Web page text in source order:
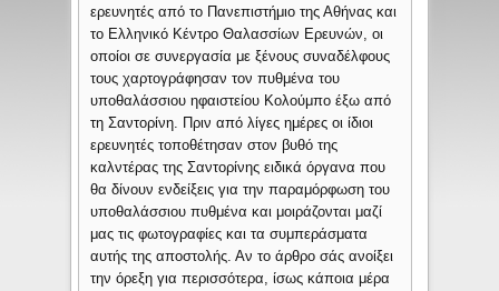
ερευνητές από το Πανεπιστήμιο της Αθήνας και
το Ελληνικό Κέντρο Θαλασσίων Ερευνών, οι
οποίοι σε συνεργασία με ξένους συναδέλφους
τους χαρτογράφησαν τον πυθμένα του
υποθαλάσσιου ηφαιστείου Κολούμπο έξω από
τη Σαντορίνη. Πριν από λίγες ημέρες οι ίδιοι
ερευνητές τοποθέτησαν στον βυθό της
καλντέρας της Σαντορίνης ειδικά όργανα που
θα δίνουν ενδείξεις για την παραμόρφωση του
υποθαλάσσιου πυθμένα και μοιράζονται μαζί
μας τις φωτογραφίες και τα συμπεράσματα
αυτής της αποστολής. Αν το άρθρο σάς ανοίξει
την όρεξη για περισσότερα, ίσως κάποια μέρα